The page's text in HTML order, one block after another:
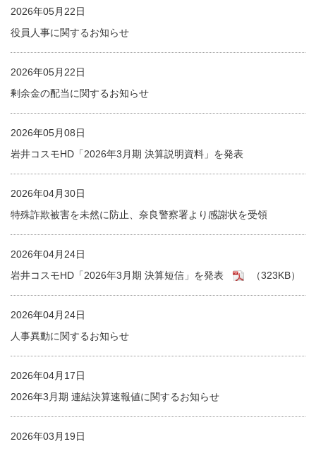
2026年05月22日
役員人事に関するお知らせ
2026年05月22日
剰余金の配当に関するお知らせ
2026年05月08日
岩井コスモHD「2026年3月期 決算説明資料」を発表
2026年04月30日
特殊詐欺被害を未然に防止、奈良警察署より感謝状を受領
2026年04月24日
岩井コスモHD「2026年3月期 決算短信」を発表
（323KB）
2026年04月24日
人事異動に関するお知らせ
2026年04月17日
2026年3月期 連結決算速報値に関するお知らせ
2026年03月19日